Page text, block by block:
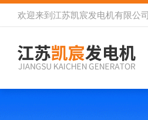
欢迎来到 江苏凯宸发电机有限公司